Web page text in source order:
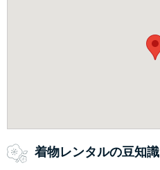
着物レンタルの豆知識